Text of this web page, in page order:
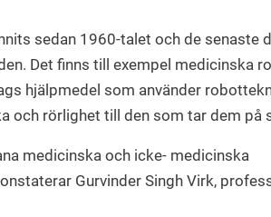
sedan 1960-talet och de senaste
Det finns till exempel medicinska
hjälpmedel som använder
och rörlighet till den som tar dem på
medicinska och icke- medicinska
Gurvinder Singh Virk,